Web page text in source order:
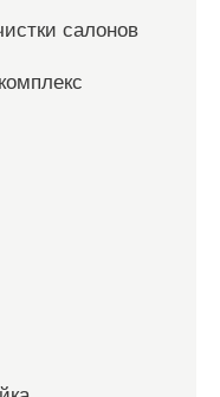
салонов